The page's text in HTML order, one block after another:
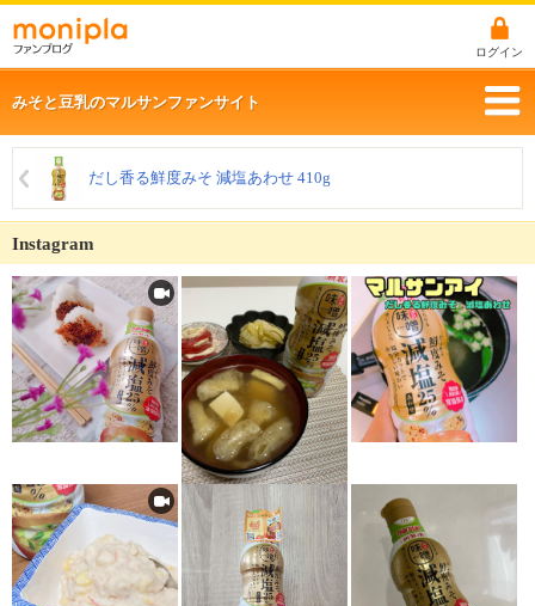
ログイン
みそと豆乳のマルサンファンサイト
だし香る鮮度みそ 減塩あわせ 410g
Instagram